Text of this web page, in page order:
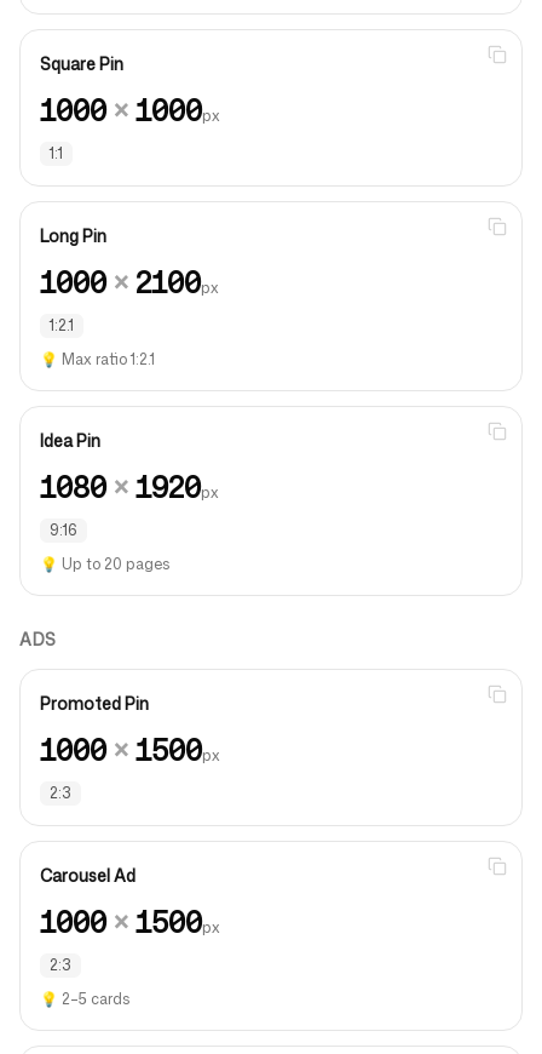
Square Pin
1000×1000px
1:1
Long Pin
1000× 2100px
1:2.1
💡 Max ratio 1:2.1
Idea Pin
1080×1920px
9:16
💡 Up to 20 pages
ADS
Promoted Pin
1000×1500px
2:3
Carousel Ad
1000×1500px
2:3
💡 2–5 cards